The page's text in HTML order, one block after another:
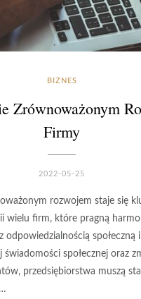
BIZNES
Zrównoważonym
Firmy
2022-05-25
rozwojem staje się
wielu firm, które pragną
odpowiedzialnością społeczną
społecznej oraz
przedsiębiorstwa muszą